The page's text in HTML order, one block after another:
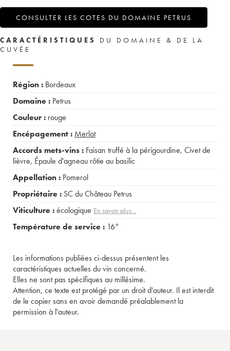
CONSULTER LES COTES DU DOMAINE PETRUS
CARACTÉRISTIQUES
DU DOMAINE & DE LA
CUVÉE
Région : Bordeaux
Domaine : Petrus
Couleur : rouge
Encépagement : Merlot
Accords mets-vins : Faisan truffé à la périgourdine, Civet de
lièvre, Épaule d'agneau rôtie au basilic
Appellation : Pomerol
Propriétaire : SC du Château Petrus
Viticulture :écologique En savoir plus...
Température de service : 16°
Les informations publiées ci-dessus présentent les
caractéristiques actuelles du vin concerné.
Elles ne sont pas spécifiques au millésime.
Attention, ce texte est protégé par un droit d'auteur. Il est interdit
de le copier sans en avoir demandé préalablement la
permission à l'auteur.